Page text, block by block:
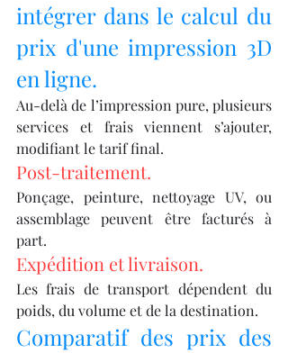
intégrer dans le calcul du
prix d'une impression 3D
en ligne.
Au-delà de l’impression pure, plusieurs
services et frais viennent s’ajouter,
modifiant le tarif final.
Post-traitement.
Ponçage, peinture, nettoyage UV, ou
assemblage peuvent être facturés à
part.
Expédition et livraison.
Les frais de transport dépendent du
poids, du volume et de la destination.
Comparatif des prix des